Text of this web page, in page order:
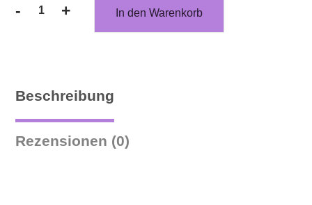
- + In den Warenkorb
Beschreibung
Rezensionen (0)